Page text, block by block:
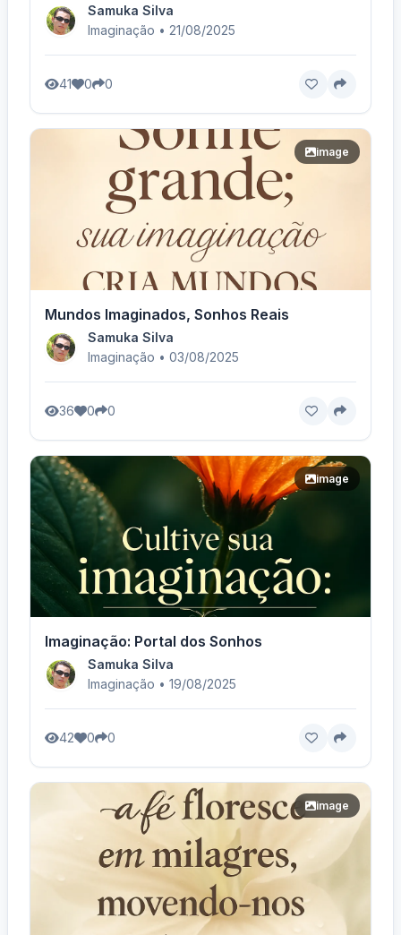
Samuka Silva
Imaginação • 21/08/2025
41 0 0
image
Mundos Imaginados, Sonhos Reais
Samuka Silva
Imaginação • 03/08/2025
36 0 0
image
Imaginação: Portal dos Sonhos
Samuka Silva
Imaginação • 19/08/2025
42 0 0
image